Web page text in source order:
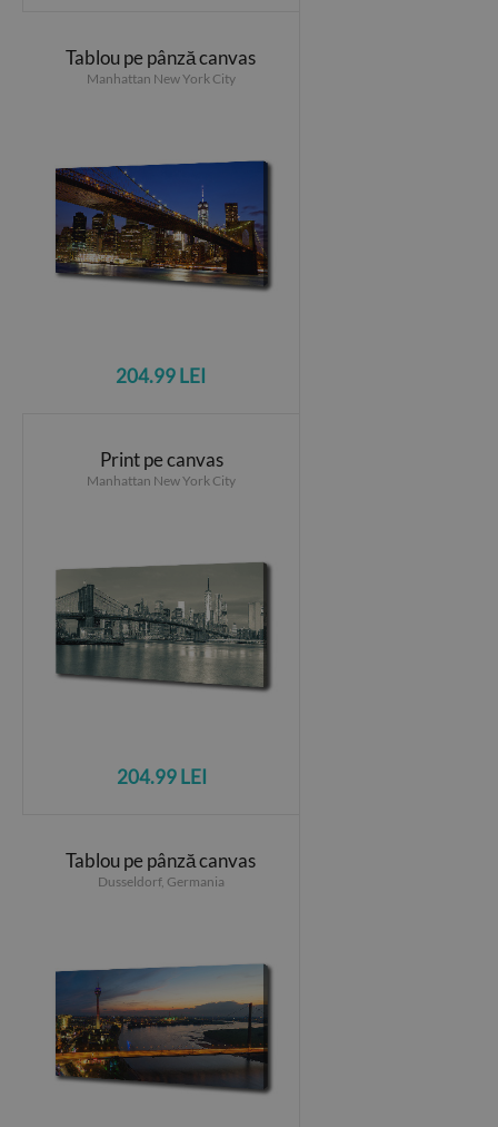
Tablou pe pânză canvas
Manhattan New York City
204.99 LEI
Print pe canvas
Manhattan New York City
204.99 LEI
Tablou pe pânză canvas
Dusseldorf, Germania